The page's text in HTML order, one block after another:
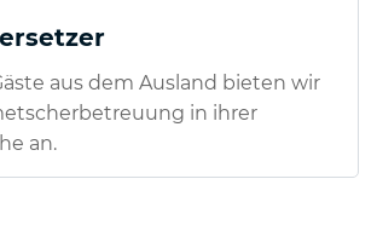
aus dem Ausland bieten wir
in ihrer
an.